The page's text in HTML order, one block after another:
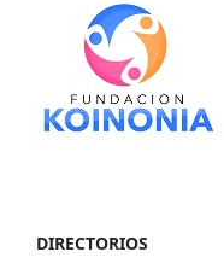
DIRECTORIOS